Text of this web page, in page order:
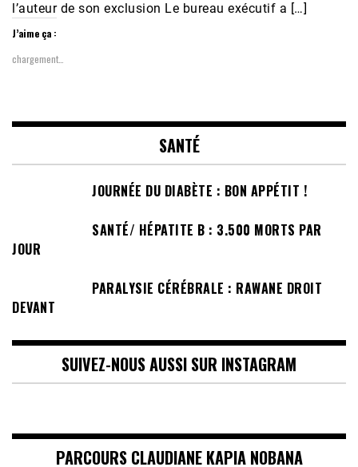
l’auteur de son exclusion Le bureau exécutif a […]
J’aime ça :
chargement…
SANTÉ
JOURNÉE DU DIABÈTE : BON APPÉTIT !
SANTÉ/ HÉPATITE B : 3.500 MORTS PAR
JOUR
PARALYSIE CÉRÉBRALE : RAWANE DROIT
DEVANT
SUIVEZ-NOUS AUSSI SUR INSTAGRAM
PARCOURS CLAUDIANE KAPIA NOBANA